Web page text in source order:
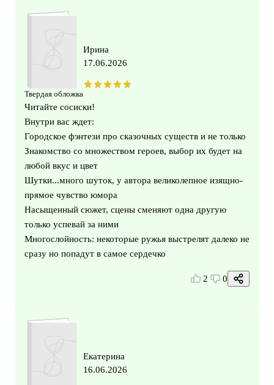
Твердая обложка
Ирина
17.06.2026
Читайте сосиски!
Внутри вас ждет:
Городское фэнтези про сказочных существ и не только
Знакомство со множеством героев, выбор их будет на
любой вкус и цвет
Шутки...много шуток, у автора великолепное изящно-
прямое чувство юмора
Насыщенный сюжет, сцены сменяют одна другую
только успевай за ними
Многослойность: некоторые ружья выстрелят далеко не
сразу но попадут в самое сердечко
2 0
Екатерина
16.06.2026